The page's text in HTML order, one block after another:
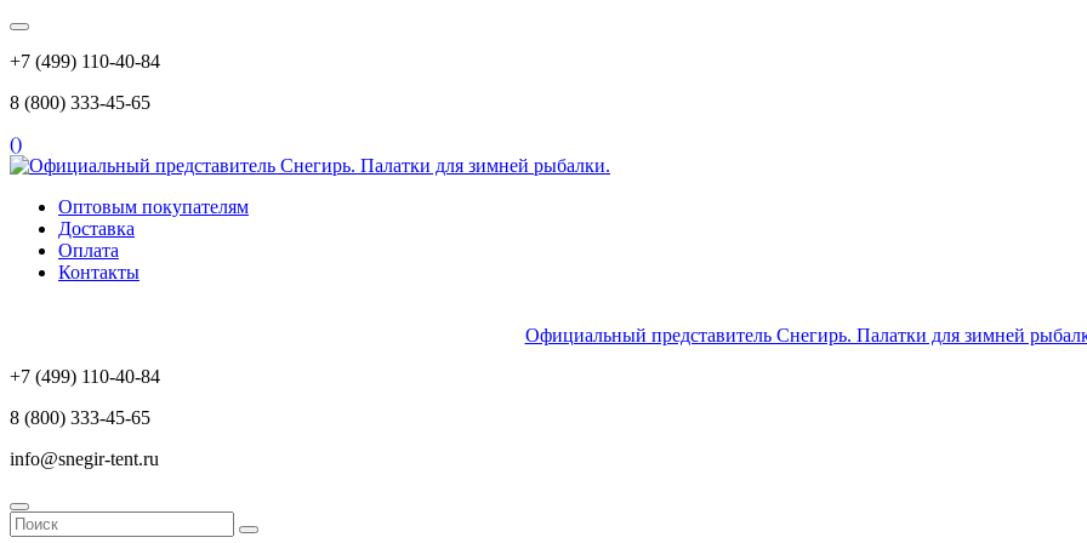
+7 (499) 110-40-84
8 (800) 333-45-65
()
Оптовым покупателям
Доставка
Оплата
Контакты
Официальный представитель Снегирь. Палатки для зимней
+7 (499) 110-40-84
8 (800) 333-45-65
info@snegir-tent.ru